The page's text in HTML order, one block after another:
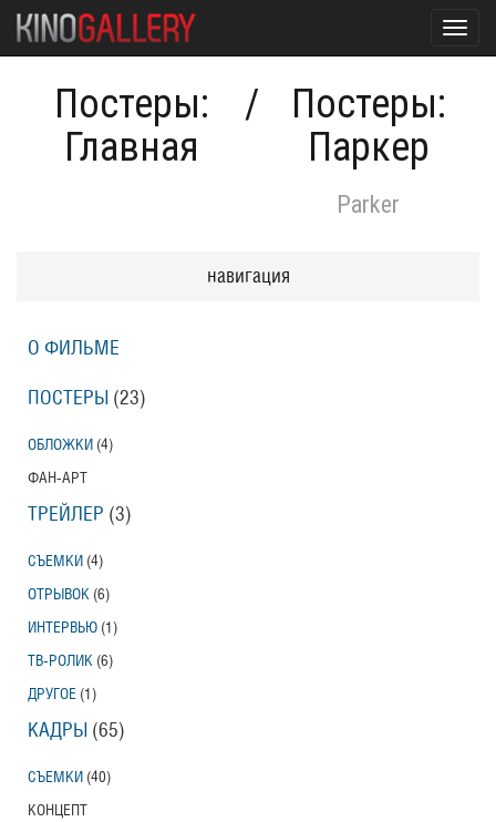
Постеры:
Главная
/
Постеры:
Паркер
Parker
навигация
О ФИЛЬМЕ
ПОСТЕРЫ (23)
ОБЛОЖКИ (4)
ФАН-АРТ
ТРЕЙЛЕР (3)
СЪЕМКИ (4)
ОТРЫВОК (6)
ИНТЕРВЬЮ (1)
ТВ-РОЛИК (6)
ДРУГОЕ (1)
КАДРЫ (65)
СЪЕМКИ (40)
КОНЦЕПТ